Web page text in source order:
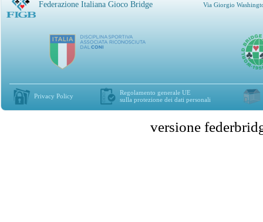
Federazione Italiana Gioco Bridge Via Giorgio
Privacy Policy
Regolamento generale UE
sulla protezione dei dati personali
versione